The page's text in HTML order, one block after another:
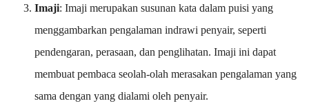
Imaji: Imaji merupakan susunan kata dalam puisi yang
menggambarkan pengalaman indrawi penyair, seperti
pendengaran, perasaan, dan penglihatan. Imaji ini dapat
membuat pembaca seolah-olah merasakan pengalaman yang
sama dengan yang dialami oleh penyair.